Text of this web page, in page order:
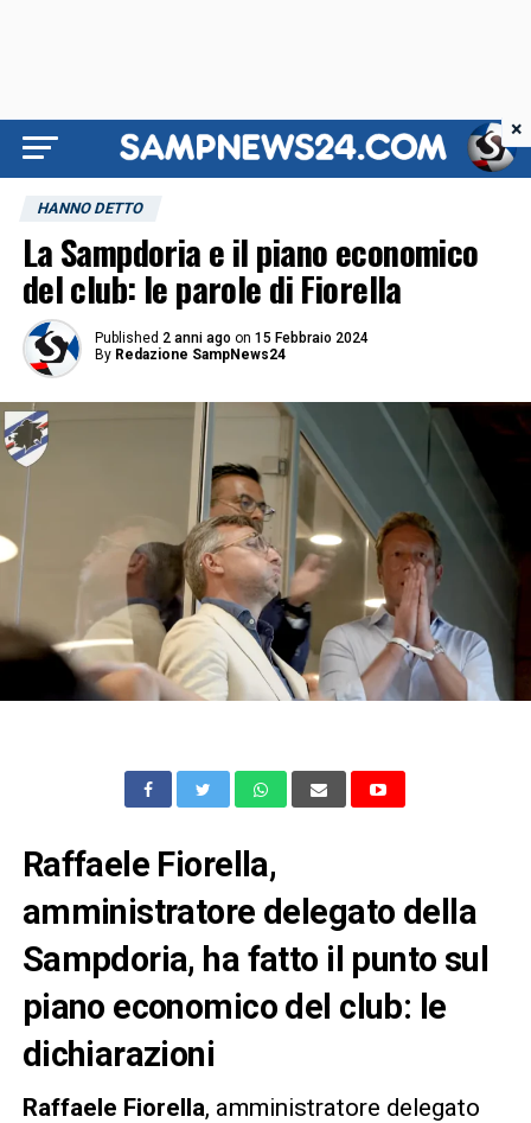
HANNO DETTO
La Sampdoria e il piano economico
del club: le parole di Fiorella
Published 2 anni ago on 15 Febbraio 2024
By Redazione SampNews24
Raffaele Fiorella,
amministratore delegato della
Sampdoria, ha fatto il punto sul
piano economico del club: le
dichiarazioni
Raffaele Fiorella, amministratore delegato
×